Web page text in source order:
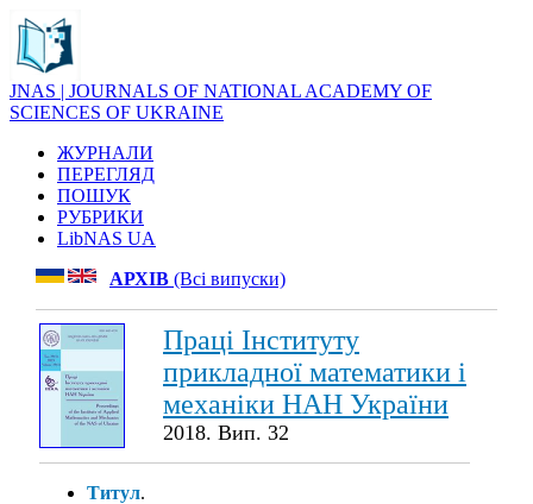
JNAS | JOURNALS OF NATIONAL ACADEMY OF
SCIENCES OF UKRAINE
ЖУРНАЛИ
ПЕРЕГЛЯД
ПОШУК
РУБРИКИ
LibNAS UA
АРХІВ (Всі випуски)
Праці Інституту
прикладної математики і
механіки НАН України
2018. Вип. 32
Титул.